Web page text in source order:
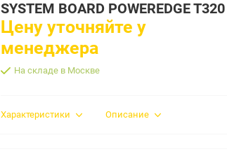
SYSTEM BOARD POWEREDGE T320
Цену уточняйте у
менеджера
На складе в Москве
Характеристики Описание